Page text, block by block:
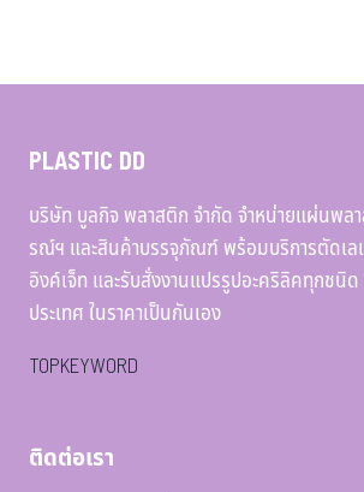
PLASTIC DD
บริษัท บูลกิจ พลาสติก จำกัด จำหน่ายแผ่นพล
รณ์ฯ และสินค้าบรรจุภัณฑ์ พร้อมบริการตัดเล
อิงค์เจ็ท และรับสั่งงานแปรรูปอะคริลิคทุกชนิ
ประเทศ ในราคาเป็นกันเอง
TOPKEYWORD
ติดต่อเรา